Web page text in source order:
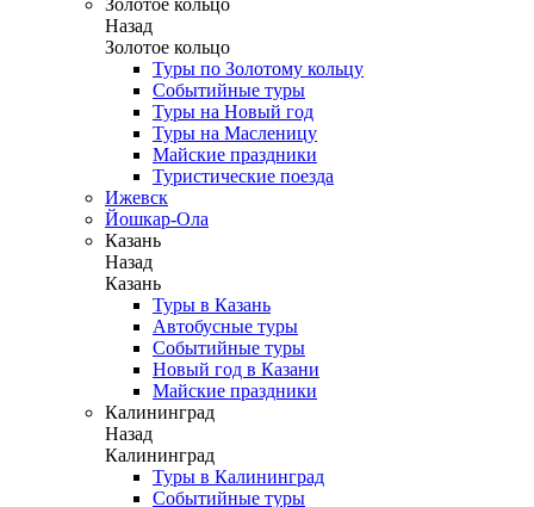
Золотое кольцо
Назад
Золотое кольцо
Туры по Золотому кольцу
Событийные туры
Туры на Новый год
Туры на Масленицу
Майские праздники
Туристические поезда
Ижевск
Йошкар-Ола
Казань
Назад
Казань
Туры в Казань
Автобусные туры
Событийные туры
Новый год в Казани
Майские праздники
Калининград
Назад
Калининград
Туры в Калининград
Событийные туры